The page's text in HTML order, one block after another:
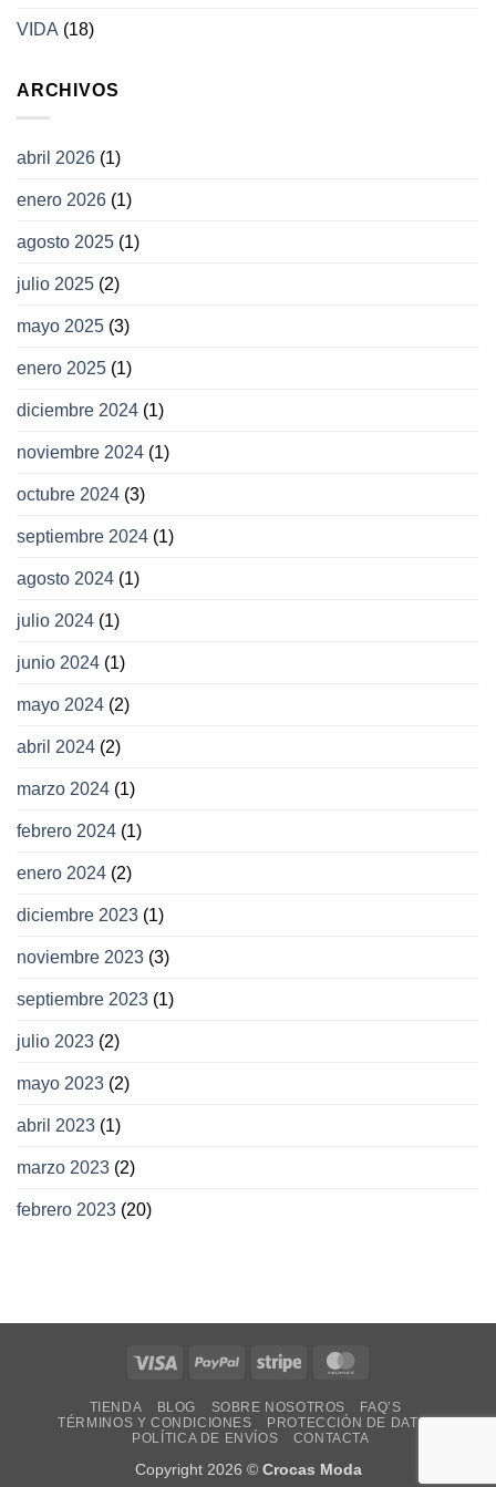
VIDA (18)
ARCHIVOS
abril 2026 (1)
enero 2026 (1)
agosto 2025 (1)
julio 2025 (2)
mayo 2025 (3)
enero 2025 (1)
diciembre 2024 (1)
noviembre 2024 (1)
octubre 2024 (3)
septiembre 2024 (1)
agosto 2024 (1)
julio 2024 (1)
junio 2024 (1)
mayo 2024 (2)
abril 2024 (2)
marzo 2024 (1)
febrero 2024 (1)
enero 2024 (2)
diciembre 2023 (1)
noviembre 2023 (3)
septiembre 2023 (1)
julio 2023 (2)
mayo 2023 (2)
abril 2023 (1)
marzo 2023 (2)
febrero 2023 (20)
Visa PayPal Stripe
TIENDA BLOG SOBRE NOSOTROS
FAQ’S
TÉRMINOS Y CONDICIONES
PROTECCIÓN DE DATOS
POLÍTICA DE ENVÍOS
CONTACTA
Copyright 2026 © Crocas Moda